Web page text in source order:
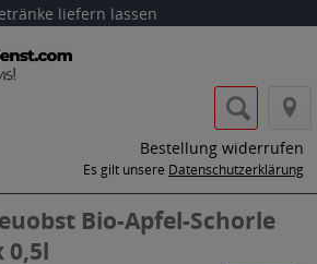
liefern lassen
Bestellung widerrufen
Es gilt unsere Datenschutzerklärung
Bio-Apfel-Schorle
0,5l